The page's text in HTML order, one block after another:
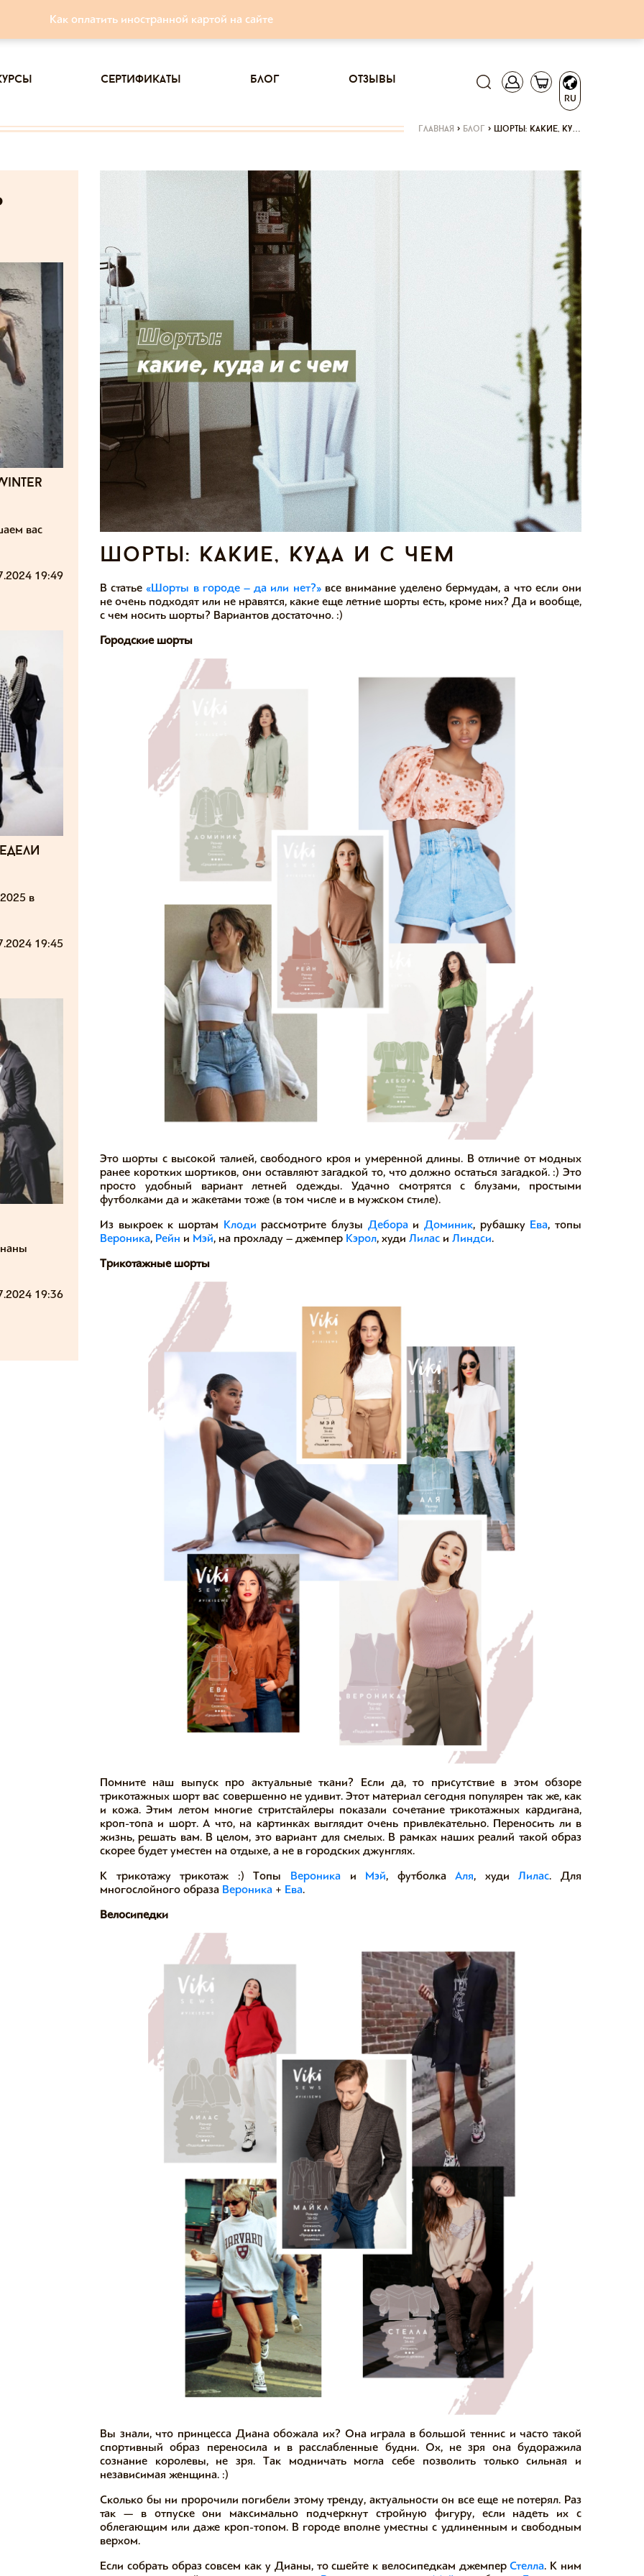
Как оплатить иностранной картой на сайте
RU
сертификаты блог отзывы
главная > блог > шорты: какие, ку…
вас
19:49
в
19:45
19:36
шорты: какие, куда и с чем
В статье«Шорты в городе – да или нет?»все внимание уделено бермудам, а что если они
не очень подходят или не нравятся, какие еще летние шорты есть, кроме них? Да и вообще,
с чем носить шорты? Вариантов достаточно. :)
Городские шорты
Это шорты с высокой талией, свободного кроя и умеренной длины. В отличие от модных
ранее коротких шортиков, они оставляют загадкой то, что должно остаться загадкой. :) Это
просто удобный вариант летней одежды. Удачно смотрятся с блузами, простыми
футболками да и жакетами тоже (в том числе и в мужском стиле).
Из выкроек к шортам Клодирассмотрите блузы ДебораиДоминик, рубашку Ева, топы
Вероника, Рейн и Мэй, на прохладу – джемпер Кэрол, худи Лилас и Линдси.
Трикотажные шорты
Помните наш выпуск про актуальные ткани? Если да, то присутствие в этом обзоре
трикотажных шорт вас совершенно не удивит. Этот материал сегодня популярен так же, как
и кожа. Этим летом многие стритстайлеры показали сочетание трикотажных кардигана,
кроп-топа и шорт. А что, на картинках выглядит очень привлекательно. Переносить ли в
жизнь, решать вам. В целом, это вариант для смелых. В рамках наших реалий такой образ
скорее будет уместен на отдыхе, а не в городских джунглях.
К трикотажу трикотаж :) Топы Вероника и Мэй, футболкаАля, худиЛилас. Для
многослойного образа Вероника + Ева.
Велосипедки
Вы знали, что принцесса Диана обожала их? Она играла в большой теннис и часто такой
спортивный образ переносила и в расслабленные будни. Ох, не зря она будоражила
сознание королевы, не зря. Так модничать могла себе позволить только сильная и
независимая женщина. :)
Сколько бы ни пророчили погибели этому тренду, актуальности он все еще не потерял. Раз
так — в отпуске они максимально подчеркнут стройную фигуру, если надеть их с
облегающим или даже кроп-топом. В городе вполне уместны с удлиненным и свободным
верхом.
Если собрать образ совсем как у Дианы, то сшейте к велосипедкам джемперСтелла. К ним